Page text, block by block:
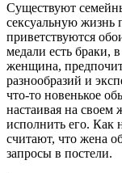
Существуют
сексуальную жизнь
приветствуются
медали есть браки,
женщина,
разнообразий и
что-то новенькое
настаивая на
исполнить его. Как
считают, что жена
запросы в постели.